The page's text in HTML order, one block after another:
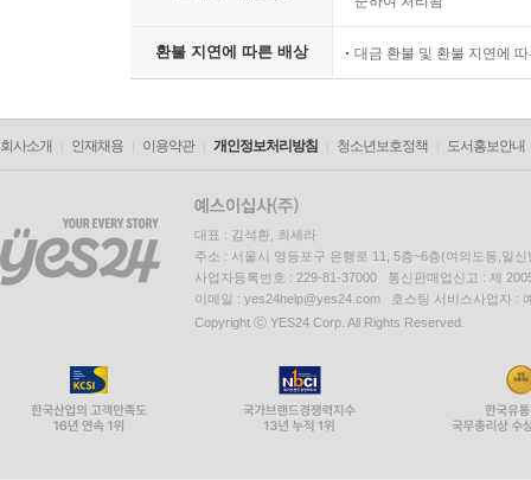
환불 지연에 따른 배상 대금 환불 및 환불 지연에
회사소개 인재채용 이용약관 개인정보처리방침 청소년보호정책 도서홍보안내
대표 : 김석환, 최세라
주소 : 서울시 영등포구 은행로 11, 5층~6층(여의도동,일신
사업자등록번호 : 229-81-37000 통신판매업신고 : 제
이메일 : yes24help@yes24.com 호스팅 서비스사업자 :
Copyright ⓒ YES24 Corp. All Rights Reserved.